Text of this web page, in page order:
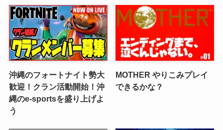
沖縄のフォートナイト勢大
歓迎！クラン活動開始！沖
縄のe-sportsを盛り上げよ
う
MOTHER やりこみプレイ
できるかな？